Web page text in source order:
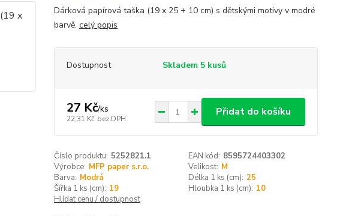
Dárková papírová taška (19 x 25 + 10 cm) s dětskými motivy v modré
barvě. celý popis
Dostupnost Skladem 5 kusů
27 Kč/ks
22,31 Kč bez DPH
Přidat do košíku
Číslo produktu: 5252821.1 EAN kód: 8595724403302
Výrobce: MFP paper s.r.o. Velikost: M
Barva: Modrá Délka 1 ks (cm): 25
Šířka 1 ks (cm): 19 Hloubka 1 ks (cm): 10
Hlídat cenu / dostupnost